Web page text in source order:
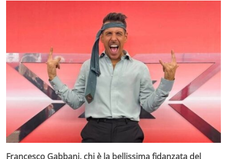
Francesco Gabbani, chi è la bellissima fidanzata del